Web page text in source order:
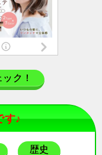
ク！
す♪
歴史